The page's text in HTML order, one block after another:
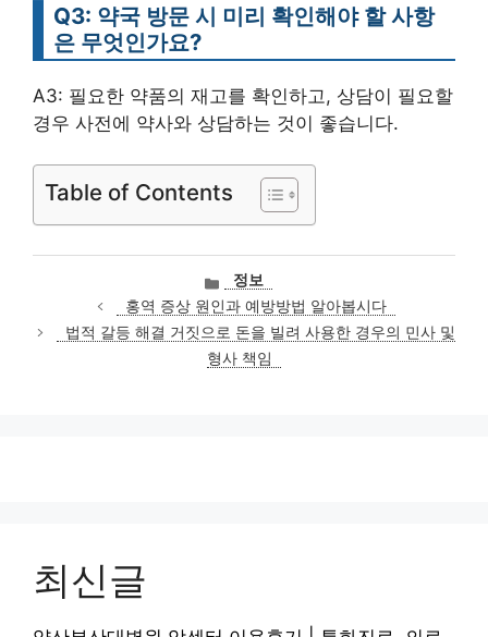
Q3: 약국 방문 시 미리 확인해야 할 사항
은 무엇인가요?
A3: 필요한 약품의 재고를 확인하고, 상담이 필요할
경우 사전에 약사와 상담하는 것이 좋습니다.
Table of Contents
카
테
고
리
정보
홍역 증상 원인과 예방방법 알아봅시다
법적 갈등 해결 거짓으로 돈을 빌려 사용한 경우의 민사 및
형사 책임
최신글